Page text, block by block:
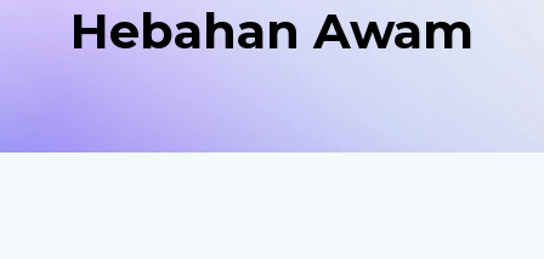
Hebahan Awam